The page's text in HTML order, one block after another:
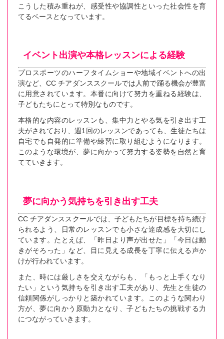
こうした積み重ねが、感受性や協調性といった社会性を育
てるベースとなっています。
イベント出演や本格レッスンによる経験
プロスポーツのハーフタイムショーや地域イベントへの出
演など、CC チアダンススクールでは人前で踊る機会が豊富
に用意されています。本番に向けて努力を重ねる経験は、
子どもたちにとって特別なものです。
本格的な内容のレッスンも、集中力とやる気を引き出す工
夫がされており、週1回のレッスンであっても、生徒たちは
自宅でも自発的に準備や練習に取り組むようになります。
このような環境が、夢に向かって努力する姿勢を自然と育
てていきます。
夢に向かう気持ちを引き出す工夫
CC チアダンススクールでは、子どもたちが目標を持ち続け
られるよう、日常のレッスンでも小さな達成感を大切にし
ています。たとえば、「昨日より声が出せた」「今日は動
きがそろった」など、目に見える成長を丁寧に伝える声か
けが行われています。
また、時には厳しさを交えながらも、「もっと上手くなり
たい」という気持ちを引き出す工夫があり、先生と生徒の
信頼関係がしっかりと築かれています。このような関わり
方が、夢に向かう原動力となり、子どもたちの挑戦する力
につながっていきます。